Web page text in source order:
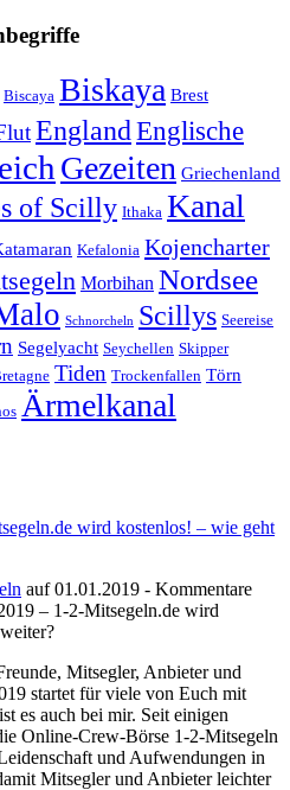
Biscaya Biskaya Brest
EnglandEnglische
Gezeiten Griechenland
of Scilly Ithaka Kanal
Kefalonia Kojencharter
Morbihan Nordsee
Schnorcheln Scillys Seereise
Segelyacht Seychellen Skipper
Tiden Trockenfallen Törn
Ärmelkanal
wird kostenlos! – wie geht
auf 01.01.2019 - Kommentare
– 1-2-Mitsegeln.de wird
Mitsegler, Anbieter und
startet für viele von Euch mit
es auch bei mir. Seit einigen
Online-Crew-Börse 1-2-Mitsegeln
und Aufwendungen in
Mitsegler und Anbieter leichter